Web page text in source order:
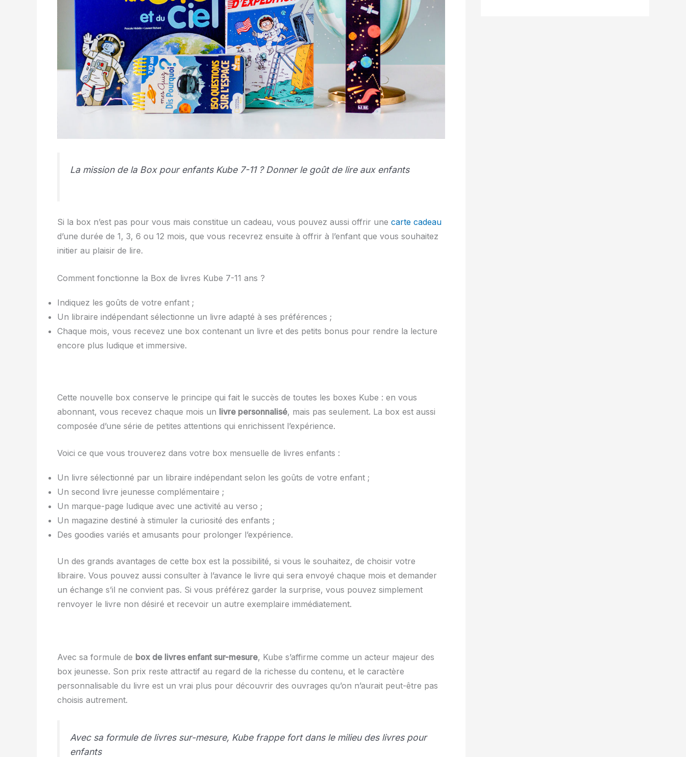
La mission de la Box pour enfants Kube 7-11 ? Donner le goût de lire aux enfants
Si la box n’est pas pour vous mais constitue un cadeau, vous pouvez aussi offrir une carte cadeau
d’une durée de 1, 3, 6 ou 12 mois, que vous recevrez ensuite à offrir à l’enfant que vous souhaitez
initier au plaisir de lire.
Comment fonctionne la Box de livres Kube 7-11 ans ?
Indiquez les goûts de votre enfant ;
Un libraire indépendant sélectionne un livre adapté à ses préférences ;
Chaque mois, vous recevez une box contenant un livre et des petits bonus pour rendre la lecture
encore plus ludique et immersive.
Cette nouvelle box conserve le principe qui fait le succès de toutes les boxes Kube : en vous
abonnant, vous recevez chaque mois un livre personnalisé, mais pas seulement. La box est aussi
composée d’une série de petites attentions qui enrichissent l’expérience.
Voici ce que vous trouverez dans votre box mensuelle de livres enfants :
Un livre sélectionné par un libraire indépendant selon les goûts de votre enfant ;
Un second livre jeunesse complémentaire ;
Un marque-page ludique avec une activité au verso ;
Un magazine destiné à stimuler la curiosité des enfants ;
Des goodies variés et amusants pour prolonger l’expérience.
Un des grands avantages de cette box est la possibilité, si vous le souhaitez, de choisir votre
libraire. Vous pouvez aussi consulter à l’avance le livre qui sera envoyé chaque mois et demander
un échange s’il ne convient pas. Si vous préférez garder la surprise, vous pouvez simplement
renvoyer le livre non désiré et recevoir un autre exemplaire immédiatement.
Avec sa formule de box de livres enfant sur-mesure, Kube s’affirme comme un acteur majeur des
box jeunesse. Son prix reste attractif au regard de la richesse du contenu, et le caractère
personnalisable du livre est un vrai plus pour découvrir des ouvrages qu’on n’aurait peut-être pas
choisis autrement.
Avec sa formule de livres sur-mesure, Kube frappe fort dans le milieu des livres pour
enfants